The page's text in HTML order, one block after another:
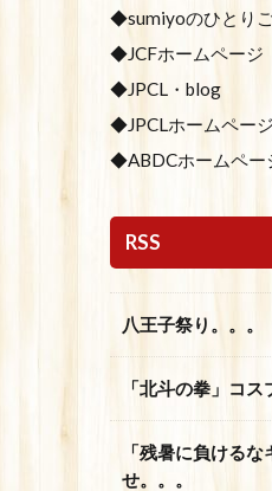
◆sumiyoのひとり
◆JCFホームページ
◆JPCL・blog
◆JPCLホームページ
◆ABDCホームペー
RSS
八王子祭り。。。
「北斗の拳」コス
「残暑に負ける
せ。。。